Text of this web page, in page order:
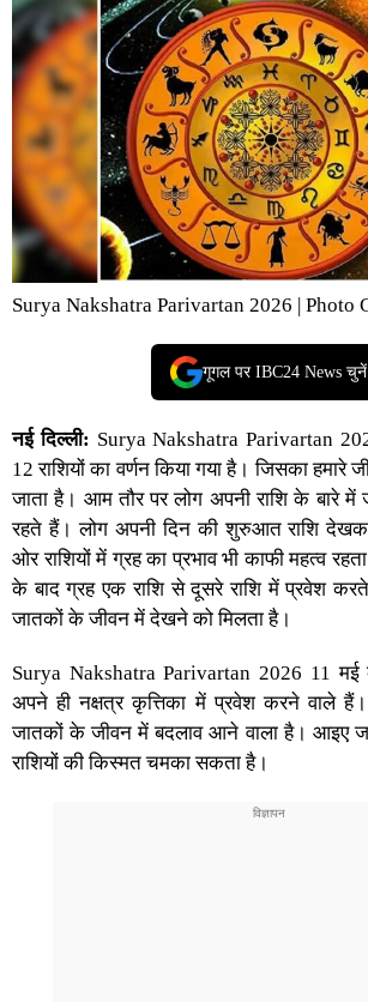
Surya Nakshatra Parivartan 2026 | Photo
गूगल पर IBC24 News चुनें
नई दिल्ली: Surya Nakshatra Parivartan
12 राशियों का वर्णन किया गया है। जिसका हमारे
जाता है। आम तौर पर लोग अपनी राशि के बारे
रहते हैं। लोग अपनी दिन की शुरुआत राशि
ओर राशियों में ग्रह का प्रभाव भी काफी महत्व
के बाद ग्रह एक राशि से दूसरे राशि में प्रवेश
जातकों के जीवन में देखने को मिलता है।
Surya Nakshatra Parivartan 2026 11 मई
अपने ही नक्षत्र कृत्तिका में प्रवेश करने वाले
जातकों के जीवन में बदलाव आने वाला है। आइए
राशियों की किस्मत चमका सकता है।